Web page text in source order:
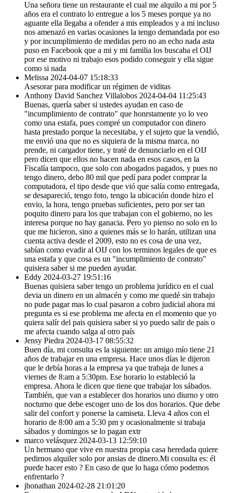
Una señora tiene un restaurante el cual me alquilo a mi por 5
años era el contrato lo entregue a los 5 meses porque ya no
aguante ella llegaba a ofender a mis empleados y a mi incluso
nos amenazó en varias ocasiones la tengo demandada por eso
y por incumplimiento de medidas pero no an echo nada asta
puso en Facebook que a mi y mi familia los buscaba el OIJ
por ese motivo ni trabajo esos podido conseguir y ella sigue
como si nada
Melissa 2024-04-07 15:18:33
Asesorar para modificar un régimen de viditas
Anthony David Sanchez Villalobos 2024-04-04 11:25:43
Buenas, quería saber si ustedes ayudan en caso de
"incumplimiento de contrato" que honrstamente yo lo veo
como una estafa, pues compré un computador con dinero
hasta prestado porque la necesitaba, y el sujeto que la vendió,
me envió una que no es siquiera de la misma marca, no
prende, ni cargador tiene, y traté de denunciarlo en el OIJ
pero dicen que ellos no hacen nada en esos casos, en la
Fiscalía tampoco, que solo con abogados pagados, y pues no
tengo dinero, debo 80 mil que pedí para poder comprar la
computadora, el tipo desde que vió que salía como entregada,
se desapareció, tengo foto, tengo la ubicación donde hizo el
envio, la hora, tengo pruebas suficientes, pero por ser tan
poquito dinero para los que trabajan con el gobierno, no les
interesa porque no hay ganacia. Pero yo pienso no solo en lo
que me hicieron, sino a quienes más se lo harán, utilizan una
cuenta activa desde el 2009, esto no es cosa de una vez,
sabían como evadir al OIJ con los terminos legales de que es
una estafa y que cosa es un "incumplimiento de contrato"
quisiera saber si me pueden ayudar.
Eddy 2024-03-27 19:51:16
Buenas quisiera saber tengo un problema jurídico en el cual
devia un dinero en un almacén y como me quedé sin trabajo
no pude pagar mas lo cual pasaron a cobro judicial ahora mi
pregunta es si ese problema me afecta en el momento que yo
quiera salír del pais quisiera saber si yo puedo salir de pais o
me afecta cuando salga al otro país
Jensy Piedra 2024-03-17 08:55:32
Buen día, mi consulta es la siguiente: un amigo mío tiene 21
años de trabajar en una empresa. Hace unos días le dijeron
que le debía horas a la empresa ya que trabaja de lunes a
viernes de 8:am a 5:30pm. Ese horario lo estableció la
empresa. Ahora le dicen que tiene que trabajar los sábados.
También, que van a establecer dos horarios uno diurno y otro
nocturno que debe escoger uno de los dos horarios. Que debe
salir del confort y ponerse la camiseta. Lleva 4 años con el
horario de 8:00 am a 5:30 pm y ocasionalmente si trabaja
sábados y domingos se lo pagan extr
marco velásquez 2024-03-13 12:59:10
Un hermano que vive en nuestra propia casa heredada quiere
pedirnos alquiler solo por ansias de dinero.Mi consulta es: él
puede hacer esto ? En caso de que lo haga cómo podemos
enfrentarlo ?
jhonathan 2024-02-28 21:01:20